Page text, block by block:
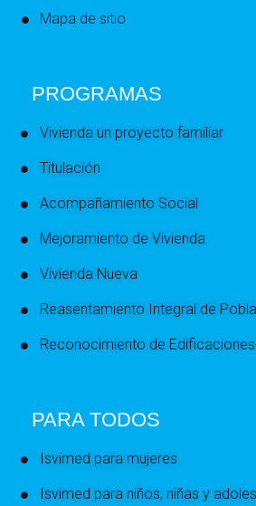
Mapa de sitio
PROGRAMAS
Vivienda un proyecto familiar
Titulación
Acompañamiento Social
Mejoramiento de Vivienda
Vivienda Nueva
Reasentamiento Integral de
Reconocimiento de
PARA TODOS
Isvimed para mujeres
Isvimed para niños, niñas y